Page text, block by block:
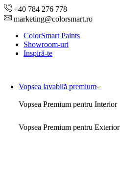
+40 784 276 778
marketing@colorsmart.ro
ColorSmart Paints
Showroom-uri
Inspiră-te
Vopsea lavabilă premium
Vopsea Premium pentru Interior
Vopsea Premium pentru Exterior